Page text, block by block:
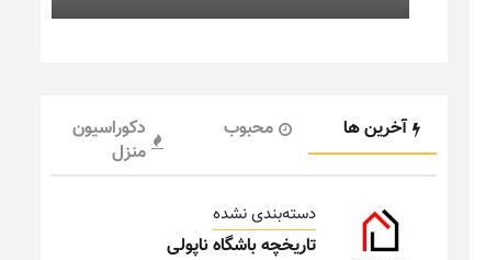
آخرین ها محبوب
دکوراسیون
منزل
دسته‌بندی نشده
تاریخچه باشگاه ناپولی